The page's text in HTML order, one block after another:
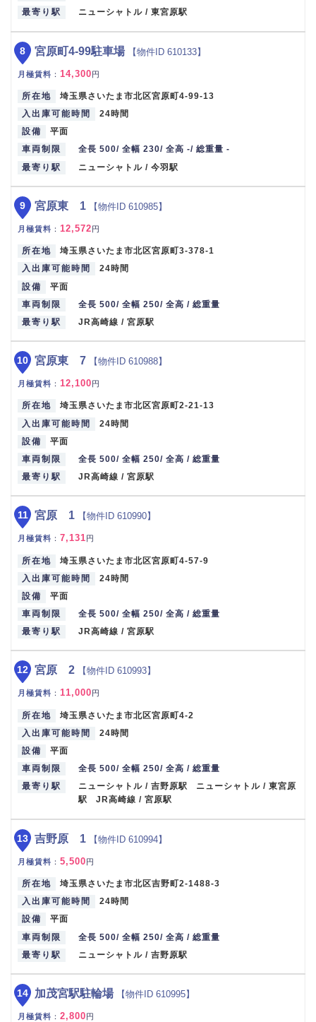
最寄り駅 ニューシャトル / 東宮原駅
宮原町4-99駐車場 【物件ID 610133】
月極賃料 ： 14,300円
所在地
埼玉県さいたま市北区宮原町4-99-13
入出庫可能時間
24時間
設備
平面
車両制限
全長 500/ 全幅 230/ 全高 -/ 総重量 -
最寄り駅
ニューシャトル / 今羽駅
8
宮原東 1 【物件ID 610985】
月極賃料 ： 12,572円
所在地
埼玉県さいたま市北区宮原町3-378-1
入出庫可能時間
24時間
設備
平面
車両制限
全長 500/ 全幅 250/ 全高 / 総重量
最寄り駅
JR高崎線 / 宮原駅
9
宮原東 7 【物件ID 610988】
月極賃料 ： 12,100円
所在地
埼玉県さいたま市北区宮原町2-21-13
入出庫可能時間
24時間
設備
平面
車両制限
全長 500/ 全幅 250/ 全高 / 総重量
最寄り駅
JR高崎線 / 宮原駅
10
宮原 1 【物件ID 610990】
月極賃料 ： 7,131円
所在地
埼玉県さいたま市北区宮原町4-57-9
入出庫可能時間
24時間
設備
平面
車両制限
全長 500/ 全幅 250/ 全高 / 総重量
最寄り駅
JR高崎線 / 宮原駅
11
宮原 2 【物件ID 610993】
月極賃料 ： 11,000 円
所在地
埼玉県さいたま市北区宮原町4-2
入出庫可能時間
24時間
設備
平面
車両制限
全長 500/ 全幅 250/ 全高 / 総重量
最寄り駅
ニューシャトル / 吉野原駅 ニューシャトル / 東宮原
駅 JR高崎線 / 宮原駅
12
吉野原 1 【物件ID 610994】
月極賃料 ： 5,500円
所在地
埼玉県さいたま市北区吉野町2-1488-3
入出庫可能時間
24時間
設備
平面
車両制限
全長 500/ 全幅 250/ 全高 / 総重量
最寄り駅
ニューシャトル / 吉野原駅
13
加茂宮駅駐輪場 【物件ID 610995】
月極賃料 ： 2,800円
14